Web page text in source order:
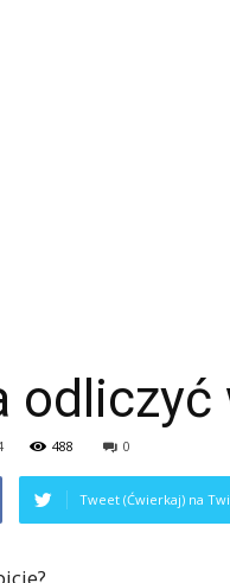
odliczyć
488 0
Tweet (Ćwierkaj) na